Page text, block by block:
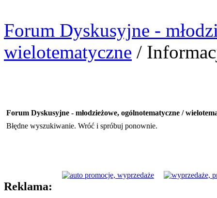
Forum Dyskusyjne -
wielotematyczne /
Forum Dyskusyjne - młodzieżowe, ogólnotematyczne /
Błędne wyszukiwanie. Wróć i spróbuj ponownie.
Reklama: